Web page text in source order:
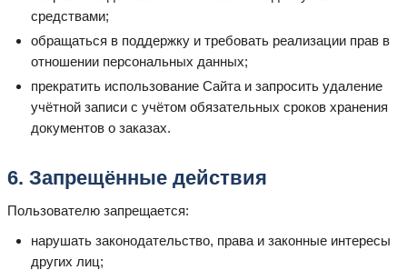
средствами;
обращаться в поддержку и требовать реализации прав в
отношении персональных данных;
прекратить использование Сайта и запросить удаление
учётной записи с учётом обязательных сроков хранения
документов о заказах.
6. Запрещённые действия
Пользователю запрещается:
нарушать законодательство, права и законные интересы
других лиц;